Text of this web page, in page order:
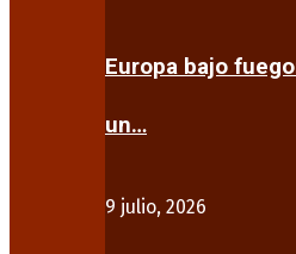
Europa bajo
un…
9 julio, 2026